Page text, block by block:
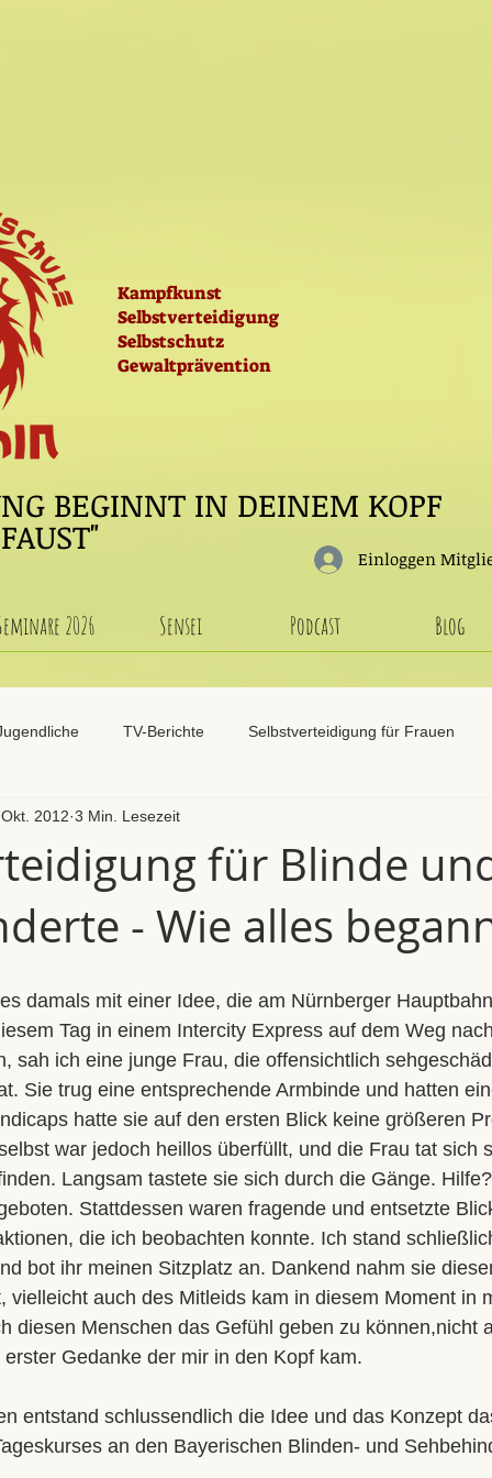
Kampfkunst
Selbstverteidigung
Selbstschutz
Gewaltprävention
BEGINNT IN DEINEM KOPF
Einloggen
2026 Sensei Podcast Blog
TV-Berichte Selbstverteidigung für Frauen
für Blinde
Videos, Zeitung und Referenzen
Ichi Wu Xing Do Winterlehrgang
für Blinde
- Wie alles
2012 3 Min. Lesezeit
damals mit einer Idee, die am Nürnberger
Tag in einem Intercity Express auf dem Weg
sah ich eine junge Frau, die offensichtlich
Sie trug eine entsprechende Armbinde und hatten
hatte sie auf den ersten Blick keine größeren
war jedoch heillos überfüllt, und die Frau tat sich
Langsam tastete sie sich durch die Gänge.
Stattdessen waren fragende und entsetzte
die ich beobachten konnte. Ich stand
bot ihr meinen Sitzplatz an. Dankend nahm sie
vielleicht auch des Mitleids kam in diesem Moment in
diesen Menschen das Gefühl geben zu können,nicht
Gedanke der mir in den Kopf kam.
entstand schlussendlich die Idee und das Konzept
an den Bayerischen Blinden- und